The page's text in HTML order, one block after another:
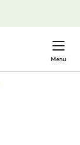
Menu